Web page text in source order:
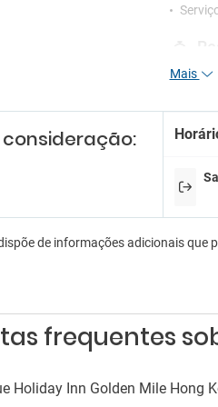
Lojas
Sala
Mais
de informações adicionais que
frequentes
Holiday Inn Golden Mile Hong